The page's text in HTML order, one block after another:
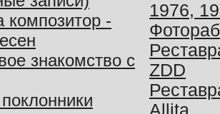
композитор -
знакомство с
1976,
ZDD
Allita